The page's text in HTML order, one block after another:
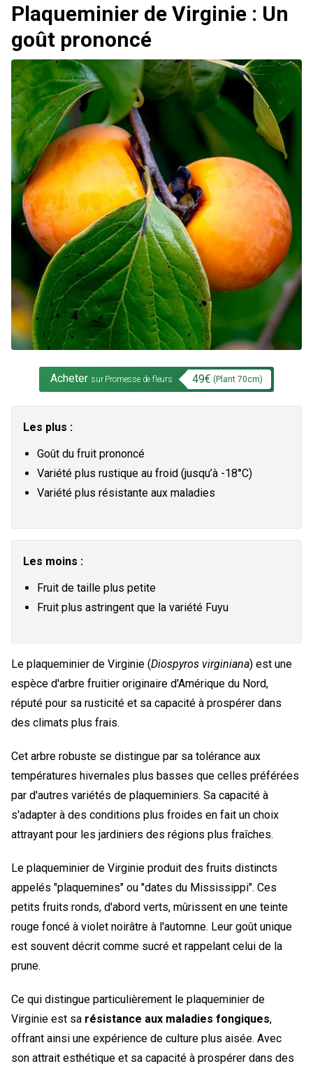
Plaqueminier de Virginie : Un
goût prononcé
Acheter sur Promesse de fleurs 49€ (Plant 70cm)
Les plus :
Goût du fruit prononcé
Variété plus rustique au froid (jusqu’à -18°C)
Variété plus résistante aux maladies
Les moins :
Fruit de taille plus petite
Fruit plus astringent que la variété Fuyu
Le plaqueminier de Virginie (Diospyros virginiana) est une
espèce d'arbre fruitier originaire d'Amérique du Nord,
réputé pour sa rusticité et sa capacité à prospérer dans
des climats plus frais.
Cet arbre robuste se distingue par sa tolérance aux
températures hivernales plus basses que celles préférées
par d'autres variétés de plaqueminiers. Sa capacité à
s'adapter à des conditions plus froides en fait un choix
attrayant pour les jardiniers des régions plus fraîches.
Le plaqueminier de Virginie produit des fruits distincts
appelés "plaquemines" ou "dates du Mississippi". Ces
petits fruits ronds, d'abord verts, mûrissent en une teinte
rouge foncé à violet noirâtre à l'automne. Leur goût unique
est souvent décrit comme sucré et rappelant celui de la
prune.
Ce qui distingue particulièrement le plaqueminier de
Virginie est sa résistance aux maladies fongiques,
offrant ainsi une expérience de culture plus aisée. Avec
son attrait esthétique et sa capacité à prospérer dans des